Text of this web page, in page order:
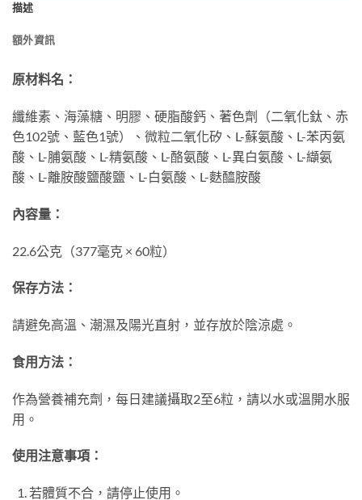
描述
額外資訊
原材料名：
纖維素、海藻糖、明膠、硬脂酸鈣、著色劑（二氧化鈦、赤
色102號、藍色1號）、微粒二氧化矽、L-蘇氨酸、L-苯丙氨
酸、L-脯氨酸、L-精氨酸、L-酪氨酸、L-異白氨酸、L-纈氨
酸、L-離胺酸鹽酸鹽、L-白氨酸、L-麩醯胺酸
內容量：
22.6公克（377毫克 × 60粒）
保存方法：
請避免高溫、潮濕及陽光直射，並存放於陰涼處。
食用方法：
作為營養補充劑，每日建議攝取2至6粒，請以水或溫開水服
用。
使用注意事項：
若體質不合，請停止使用。